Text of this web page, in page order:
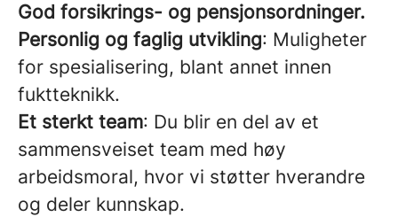
God forsikrings- og pensjonsordninger.
Personlig og faglig utvikling: Muligheter
for spesialisering, blant annet innen
fuktteknikk.
Et sterkt team: Du blir en del av et
sammensveiset team med høy
arbeidsmoral, hvor vi støtter hverandre
og deler kunnskap.